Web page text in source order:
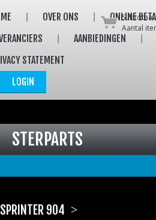
OVER ONS
ONLINE
AANBIEDINGEN
STATEMENT
Subtotaal:
Aantal
LOGIN
STERPARTS
SPRINTER 904 >